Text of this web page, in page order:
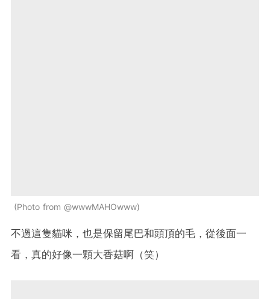
Photo from @wwwMAHOwww
不過這隻貓咪，也是保留尾巴和頭頂的毛，從後面一
看，真的好像一顆大香菇啊（笑）